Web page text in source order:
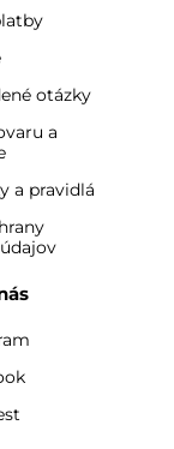
otázky
a
a pravidlá